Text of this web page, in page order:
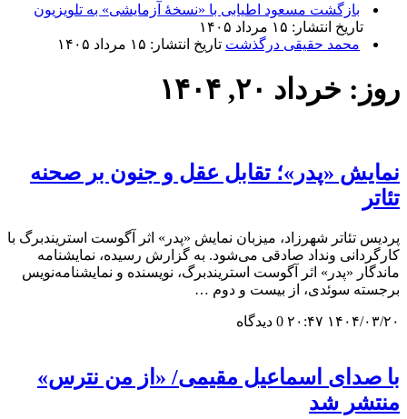
بازگشت مسعود اطیابی با «نسخهٔ آزمایشی» به تلویزیون
تاریخ انتشار: ۱۵ مرداد ۱۴۰۵
محمد حقیقی درگذشت تاریخ انتشار: ۱۵ مرداد ۱۴۰۵
روز: خرداد ۲۰, ۱۴۰۴
نمایش «پدر»؛ تقابل عقل و جنون بر صحنه
تئاتر
پردیس تئاتر شهرزاد، میزبان نمایش «پدر» اثر آگوست استریندبرگ با
کارگردانی ونداد صادقی می‌شود. به گزارش رسیده، نمایشنامه
ماندگار «پدر» اثر آگوست استریندبرگ، نویسنده و نمایشنامه‌نویس
برجسته سوئدی، از بیست و دوم …
۱۴۰۴/۰۳/۲۰ ۲۰:۴۷ 0 دیدگاه
با صدای اسماعیل مقیمی/ «از من نترس»
منتشر شد